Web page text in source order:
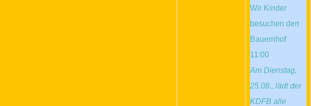
Wir Kinder
besuchen den
Bauernhof
11:00
Am Dienstag,
25.08., lädt der
KDFB alle